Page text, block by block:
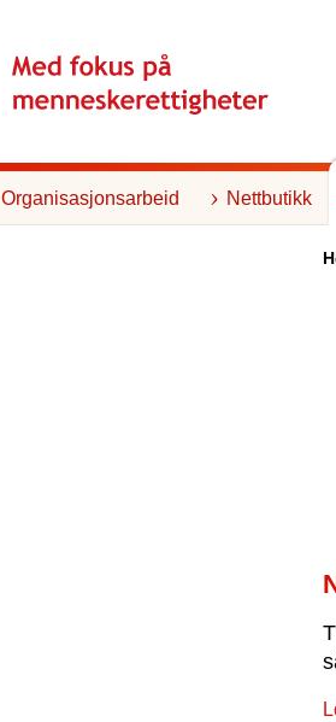
Organisasjonsarbeid Nettbutikk